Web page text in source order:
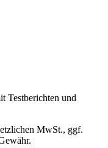
Testberichten und
MwSt., ggf.